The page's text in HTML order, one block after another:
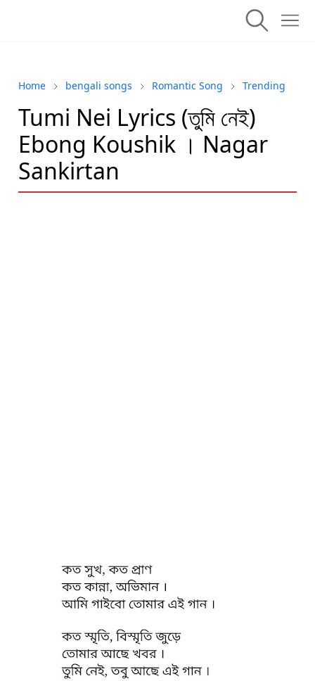
Home bengali songs Romantic Song Trending
Tumi Nei Lyrics (তুমি নেই)
Ebong Koushik । Nagar
Sankirtan